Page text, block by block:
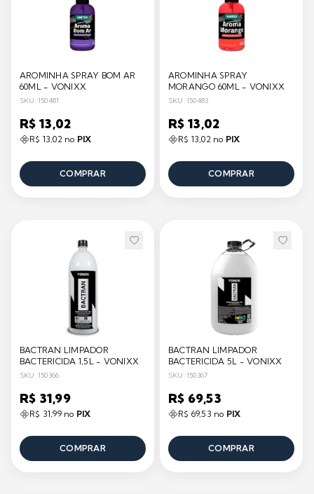
AROMINHA SPRAY BOM AR
60ML - VONIXX
SKU: 150481
R$ 13,02
R$ 13,02 no PIX
COMPRAR
AROMINHA SPRAY
MORANGO 60ML - VONIXX
SKU: 150483
R$ 13,02
R$ 13,02 no PIX
COMPRAR
BACTRAN LIMPADOR
BACTERICIDA 1,5L - VONIXX
SKU: 150366
R$ 31,99
R$ 31,99 no PIX
COMPRAR
BACTRAN LIMPADOR
BACTERICIDA 5L - VONIXX
SKU: 150367
R$ 69,53
R$ 69,53 no PIX
COMPRAR